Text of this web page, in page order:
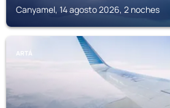
Canyamel, 14 agosto 2026, 2 noches
ARTÁ